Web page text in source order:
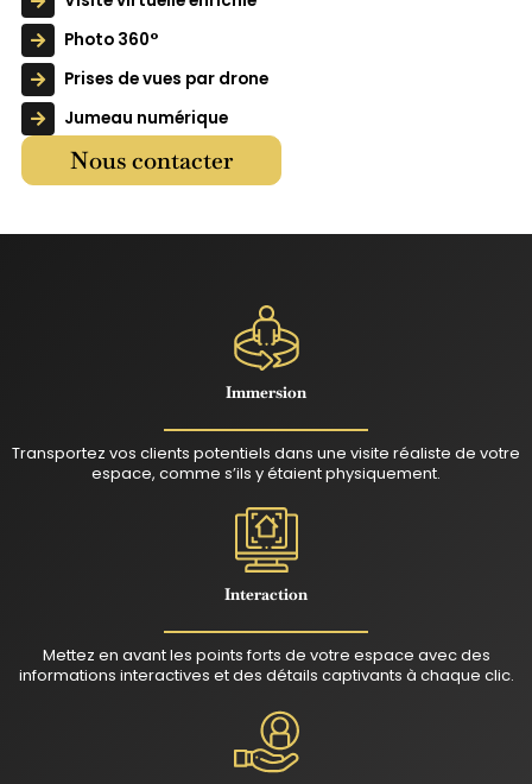
Photo 360°
Prises de vues par drone
Jumeau numérique
Nous contacter
Immersion
Transportez vos clients potentiels dans une visite réaliste de votre
espace, comme s’ils y étaient physiquement.
Interaction
Mettez en avant les points forts de votre espace avec des
informations interactives et des détails captivants à chaque clic.